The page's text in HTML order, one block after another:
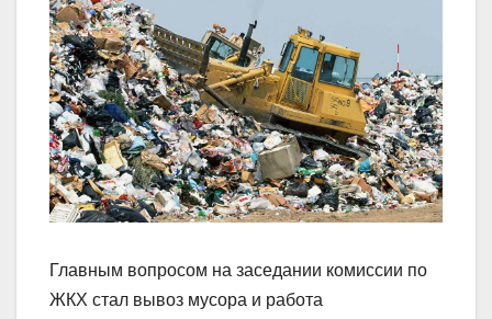
Главным вопросом на заседании комиссии по
ЖКХ стал вывоз мусора и работа